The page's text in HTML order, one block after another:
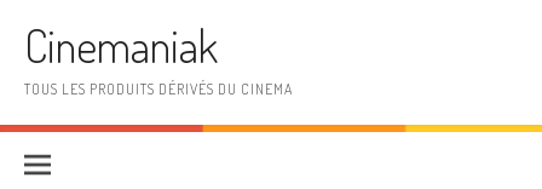
Cinemaniak
TOUS LES PRODUITS DÉRIVÉS DU CINEMA